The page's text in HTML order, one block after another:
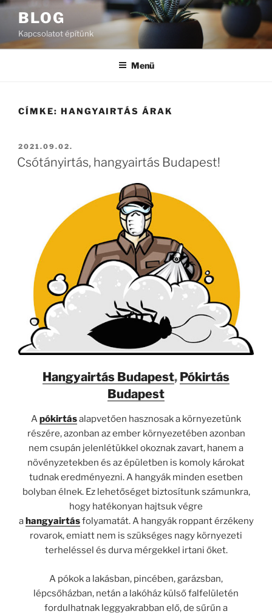
Tartalomhoz
BLOG
Kapcsolatot építünk
Menü
CÍMKE: HANGYAIRTÁS ÁRAK
BEKÜLDVE:
2021.09.02.
Csótányirtás, hangyairtás Budapest!
Hangyairtás Budapest, Pókirtás
Budapest
Apókirtásalapvetően hasznosak a környezetünk
részére, azonban az ember környezetében azonban
nem csupán jelenlétükkel okoznak zavart, hanem a
növényzetekben és az épületben is komoly károkat
tudnak eredményezni. A hangyák minden esetben
bolyban élnek. Ez lehetőséget biztosítunk számunkra,
hogy hatékonyan hajtsuk végre
a hangyairtásfolyamatát. A hangyák roppant érzékeny
rovarok, emiatt nem is szükséges nagy környezeti
terheléssel és durva mérgekkel irtani őket.
A pókok a lakásban, pincében, garázsban,
lépcsőházban, netán a lakóház külső falfelületén
fordulhatnak leggyakrabban elő, de sűrűn a